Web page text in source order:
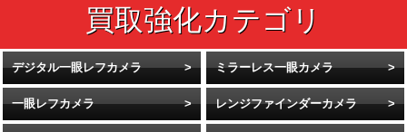
デジタル一眼レフカメラ ミラーレス一眼カメラ
一眼レフカメラ レンジファインダーカメラ